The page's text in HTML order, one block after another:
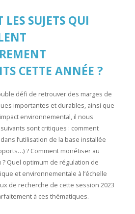
LES SUJETS QUI
CETTE ANNÉE ?
défi de retrouver des marges de
importantes et durables, ainsi que
environnemental, il nous
sont critiques : comment
l’utilisation de la base installée
? Comment monétiser au
Quel optimum de régulation de
et environnementale à l’échelle
de recherche de cette session 2023
à ces thématiques.